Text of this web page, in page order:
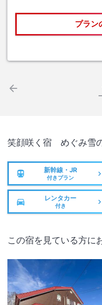
プラン
笑顔咲く宿 めぐみ雪
新幹線・JR
付きプラン
レンタカー
付き
この宿を見ている方に